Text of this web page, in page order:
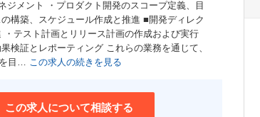
メント ・プロダクト開発のスコープ定義、目
構築、スケジュール作成と推進 ■開発ディレク
テスト計画とリリース計画の作成および実行
検証とレポーティング これらの業務を通じて、
目… この求人の続きを見る
この求人について相談する